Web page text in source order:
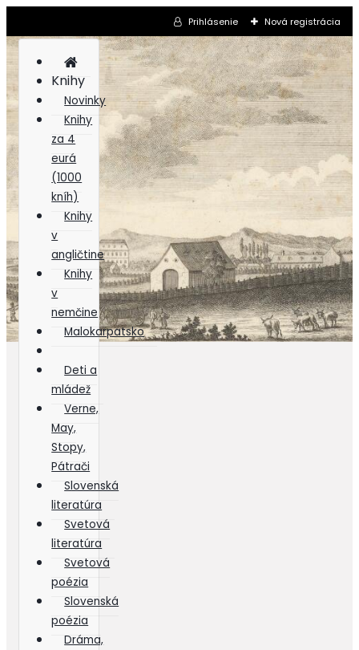
Prihlásenie Nová registrácia
Knihy
Novinky
Knihy
za 4
eurá
(1000
kníh)
Knihy
v
angličtine
Knihy
v
nemčine
Malokarpatsko
Deti a
mládež
Verne,
May,
Stopy,
Pátrači
Slovenská
literatúra
Svetová
literatúra
Svetová
poézia
Slovenská
poézia
Dráma,